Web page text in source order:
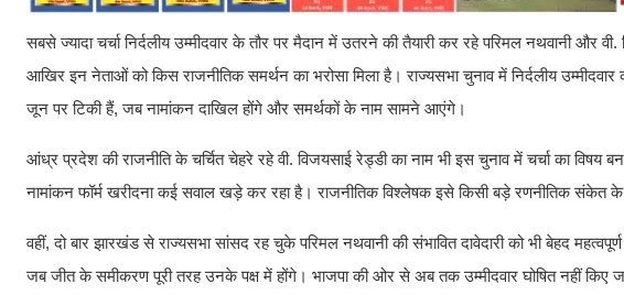
सबसे ज्यादा चर्चा निर्दलीय उम्मीदवार के तौर पर मैदान में उतरने की तैयारी कर रहे परिमल नथवानी और
आखिर इन नेताओं को किस राजनीतिक समर्थन का भरोसा मिला है। राज्यसभा चुनाव में निर्दलीय
जून पर टिकी हैं, जब नामांकन दाखिल होंगे और समर्थकों के नाम सामने आएंगे।
आंध्र प्रदेश की राजनीति के चर्चित चेहरे रहे वी. विजयसाई रेड्डी का नाम भी इस चुनाव में चर्चा का
नामांकन फॉर्म खरीदना कई सवाल खड़े कर रहा है। राजनीतिक विश्लेषक इसे किसी बड़े रणनीतिक संकेत
वहीं, दो बार झारखंड से राज्यसभा सांसद रह चुके परिमल नथवानी की संभावित दावेदारी को भी बेहद
जब जीत के समीकरण पूरी तरह उनके पक्ष में होंगे। भाजपा की ओर से अब तक उम्मीदवार घोषित नहीं किए